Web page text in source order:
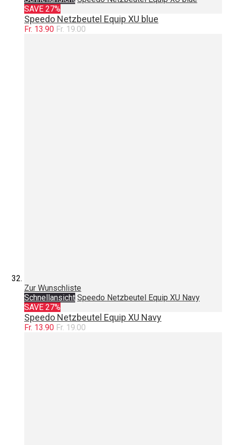
SAVE 27%
Speedo Netzbeutel Equip XU blue
Fr. 13.90 Fr. 19.00
Zur Wunschliste
Schnellansicht Speedo Netzbeutel Equip XU Navy
SAVE 27%
Speedo Netzbeutel Equip XU Navy
Fr. 13.90 Fr. 19.00